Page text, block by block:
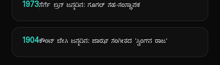
1973ಸೆರ್ಗೆ ಬ್ರಿನ್ ಜನ್ಮದಿನ: ಗೂಗಲ್ ಸಹ-ಸಂಸ್ಥಾಪಕ
1904ಕೌಂಟ್ ಬೇಸಿ ಜನ್ಮದಿನ: ಜಾಝ್ ಸಂಗೀತದ 'ಸ್ವಿಂಗ್‌ನ ರಾಜ'